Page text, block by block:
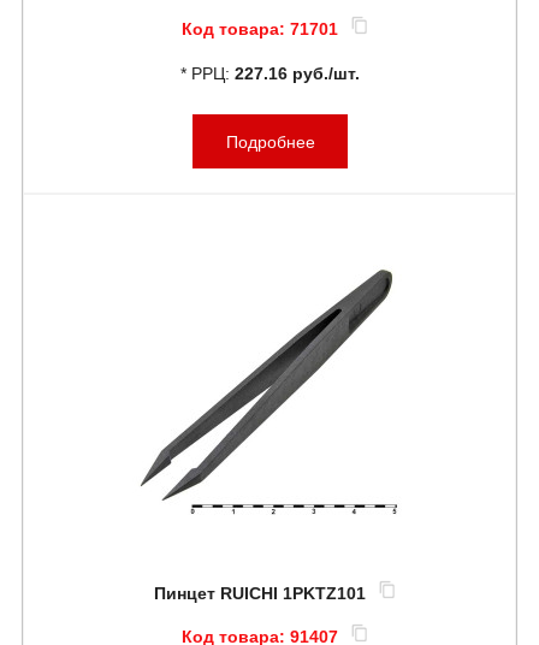
Код товара: 71701
* РРЦ: 227.16 руб./шт.
Подробнее
Пинцет RUICHI 1PKTZ101
Код товара: 91407